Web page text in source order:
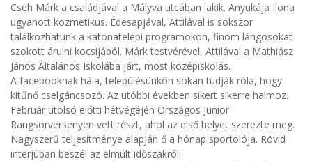
Cseh Márk a családjával a Mályva utcában lakik. Anyukája Ilona
ugyanott kozmetikus. Édesapjával, Attilával is sokszor
találkozhatunk a katonatelepi programokon, finom lángosokat
szokott árulni kocsijából. Márk testvérével, Attilával a Mathiász
János Általános Iskolába járt, most középiskolás.
A facebooknak hála, településünkön sokan tudják róla, hogy
kitűnő cselgáncsozó. Az utóbbi években sikert sikerre halmoz.
Február utolsó előtti hétvégéjén Országos Junior
Rangsorversenyen vett részt, ahol az első helyet szerezte meg.
Nagyszerű teljesítménye alapján ő a hónap sportolója. Rövid
interjúban beszél az elmúlt időszakról: